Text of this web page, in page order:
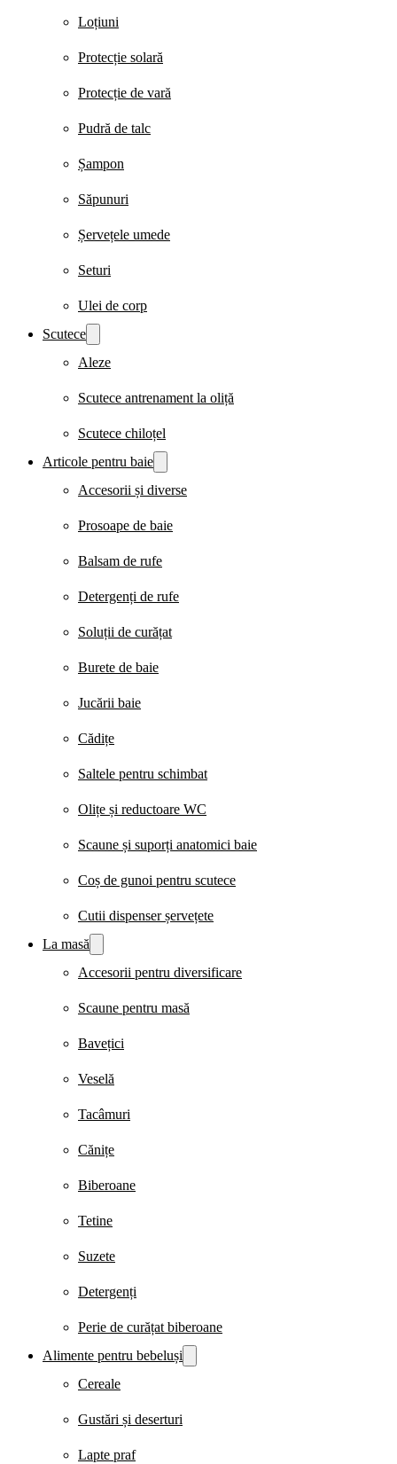
Loțiuni
Protecție solară
Protecție de vară
Pudră de talc
Șampon
Săpunuri
Șervețele umede
Seturi
Ulei de corp
Scutece
Aleze
Scutece antrenament la oliță
Scutece chiloțel
Articole pentru baie
Accesorii și diverse
Prosoape de baie
Balsam de rufe
Detergenți de rufe
Soluții de curățat
Burete de baie
Jucării baie
Cădițe
Saltele pentru schimbat
Olițe și reductoare WC
Scaune și suporți anatomici baie
Coș de gunoi pentru scutece
Cutii dispenser șervețete
La masă
Accesorii pentru diversificare
Scaune pentru masă
Bavețici
Veselă
Tacâmuri
Cănițe
Biberoane
Tetine
Suzete
Detergenți
Perie de curățat biberoane
Alimente pentru bebeluși
Cereale
Gustări și deserturi
Lapte praf